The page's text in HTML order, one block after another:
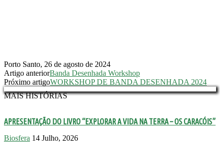
Porto Santo, 26 de agosto de 2024
Artigo anteriorBanda Desenhada Workshop
Próximo artigoWORKSHOP DE BANDA DESENHADA 2024
MAIS HISTÓRIAS
APRESENTAÇÃO DO LIVRO “EXPLORAR A VIDA NA TERRA – OS CARACÓIS”
Biosfera 14 Julho, 2026